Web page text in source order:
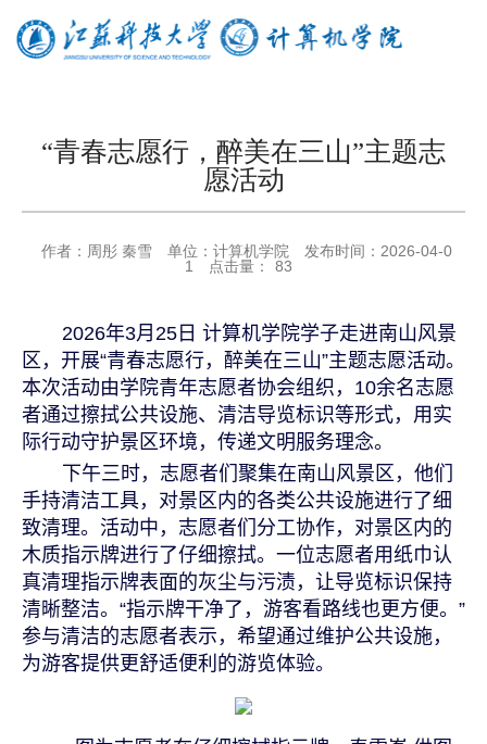
“青春志愿行，醉美在三山”主题志
愿活动
作者： 周彤 秦雪 单位： 计算机学院 发布时间： 2026-04-0
1
点击量： 83
2026年3月25 日 计算机学院学子走进南山风景
区，开展“青春志愿行，醉美在三山”主题志愿活动。
本次活动由学院青年志愿者协会组织， 10余名志愿
者通过擦拭公共设施、清洁导览标识等形式，用实
际行动守护景区环境，传递文明服务理念。
下午三时，志愿者们聚集在南山风景区，他们
手持清洁工具，对景区内的各类公共设施进行了细
致清理。活动中，志愿者们分工协作，对景区内的
木质指示牌进行了仔细擦拭。一位志愿者用纸巾认
真清理指示牌表面的灰尘与污渍，让导览标识保持
清晰整洁。“指示牌干净了，游客看路线也更方便。”
参与清洁的志愿者表示，希望通过维护公共设施，
为游客提供更舒适便利的游览体验。